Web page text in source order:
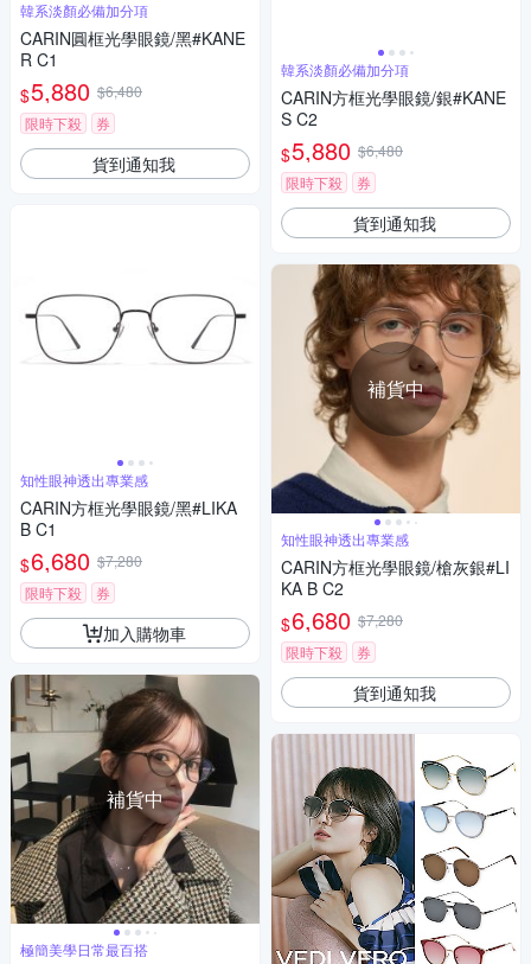
韓系淡顏必備加分項
CARIN圓框光學眼鏡/黑#KANE
R C1
$5,880 $6,480
限時下殺
券
貨到通知我
知性眼神透出專業感
CARIN方框光學眼鏡/黑#LIKA
B C1
$6,680 $7,280
限時下殺
券
加入購物車
補貨中
極簡美學日常最百搭
韓系淡顏必備加分項
CARIN方框光學眼鏡/銀#KANE
S C2
$5,880 $6,480
限時下殺
券
貨到通知我
補貨中
知性眼神透出專業感
CARIN方框光學眼鏡/槍灰銀#LI
KA B C2
$6,680 $7,280
限時下殺
券
貨到通知我